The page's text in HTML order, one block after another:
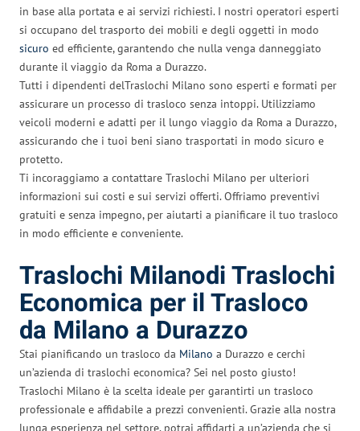
in base alla portata e ai servizi richiesti. I nostri operatori esperti
si occupano del trasporto dei mobili e degli oggetti in modo
sicuro ed efficiente, garantendo che nulla venga danneggiato
durante il viaggio da Roma a Durazzo.
Tutti i dipendenti delTraslochi Milano sono esperti e formati per
assicurare un processo di trasloco senza intoppi. Utilizziamo
veicoli moderni e adatti per il lungo viaggio da Roma a Durazzo,
assicurando che i tuoi beni siano trasportati in modo sicuro e
protetto.
Ti incoraggiamo a contattare Traslochi Milano per ulteriori
informazioni sui costi e sui servizi offerti. Offriamo preventivi
gratuiti e senza impegno, per aiutarti a pianificare il tuo trasloco
in modo efficiente e conveniente.
Traslochi Milanodi Traslochi
Economica per il Trasloco
da Milano a Durazzo
Stai pianificando un trasloco da Milano a Durazzo e cerchi
un’azienda di traslochi economica? Sei nel posto giusto!
Traslochi Milano è la scelta ideale per garantirti un trasloco
professionale e affidabile a prezzi convenienti. Grazie alla nostra
lunga esperienza nel settore, potrai affidarti a un’azienda che si